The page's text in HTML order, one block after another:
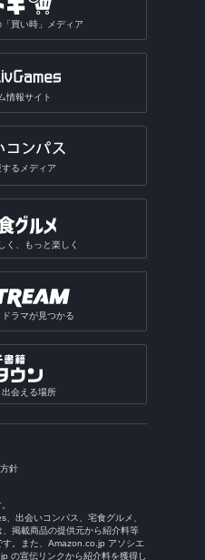
買い時」メディア
情報サイト
るメディア
く、もっと楽しく
ラマが見つかる
会える場所
針
出会いコンパス、宅食グルメ、
掲載商品の提供元から紹介料等
。また、Amazon.co.jp アソシエ
の宣伝リンクから紹介料を獲得し